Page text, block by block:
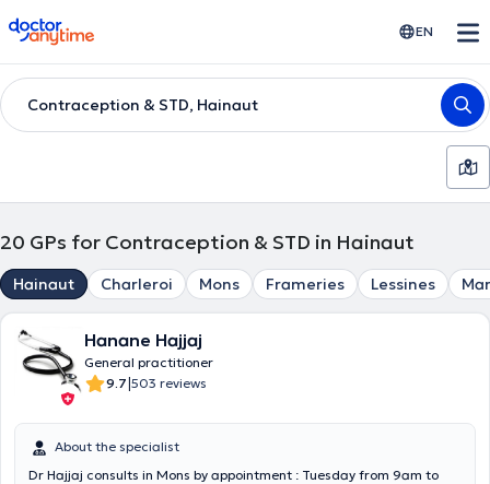
doctoranytime EN
Contraception & STD, Hainaut
20 GPs for Contraception & STD in Hainaut
Hainaut Charleroi Mons Frameries Lessines
Hanane Hajjaj
General practitioner
9.7|503 reviews
About the specialist
Dr Hajjaj consults in Mons by appointment : Tuesday from 9am to